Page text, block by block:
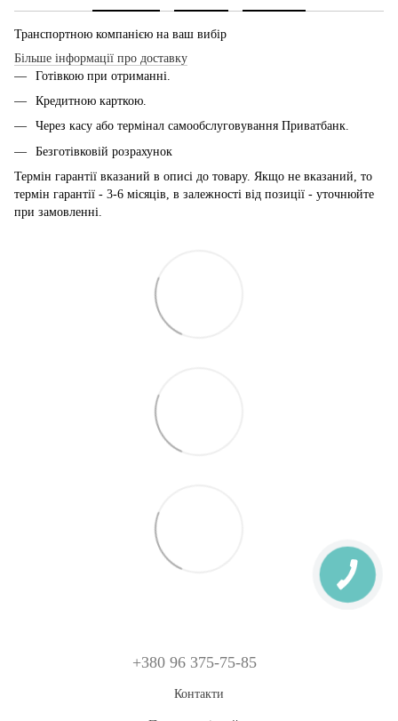
Транспортною компанією на ваш вибір
Більше інформації про доставку
Готівкою при отриманні.
Кредитною карткою.
Через касу або термінал самообслуговування Приватбанк.
Безготівковій розрахунок
Термін гарантії вказаний в описі до товару. Якщо не вказаний, то
термін гарантії - 3-6 місяців, в залежності від позиції - уточнюйте
при замовленні.
+380 96 375-75-85
Контакти